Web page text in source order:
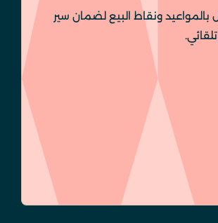
ونقاط البيع لضمان سير